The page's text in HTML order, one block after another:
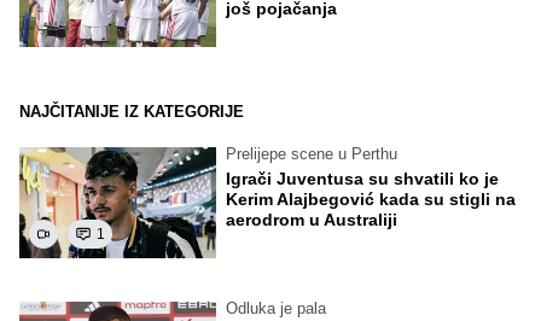
još pojačanja
NAJČITANIJE IZ KATEGORIJE
1
Prelijepe scene u Perthu
Igrači Juventusa su shvatili ko je
Kerim Alajbegović kada su stigli na
aerodrom u Australiji
Odluka je pala